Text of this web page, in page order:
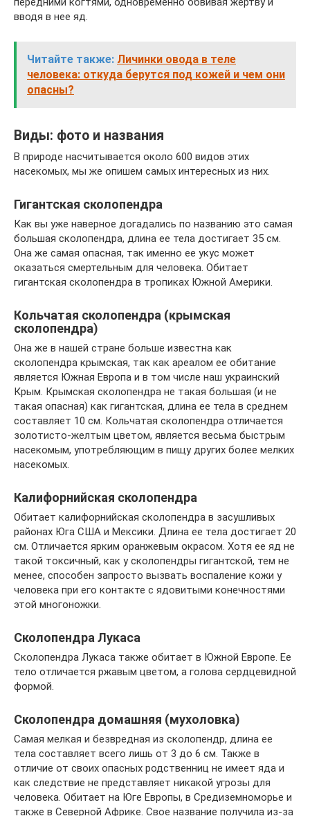
вводя в нее яд.
Читайте также: Личинки овода в теле
человека: откуда берутся под кожей и чем они
опасны?
Виды: фото и названия
В природе насчитывается около 600 видов этих
насекомых, мы же опишем самых интересных из них.
Гигантская сколопендра
Как вы уже наверное догадались по названию это самая
большая сколопендра, длина ее тела достигает 35 см.
Она же самая опасная, так именно ее укус может
оказаться смертельным для человека. Обитает
гигантская сколопендра в тропиках Южной Америки.
Кольчатая сколопендра (крымская
сколопендра)
Она же в нашей стране больше известна как
сколопендра крымская, так как ареалом ее обитание
является Южная Европа и в том числе наш украинский
Крым. Крымская сколопендра не такая большая (и не
такая опасная) как гигантская, длина ее тела в среднем
составляет 10 см. Кольчатая сколопендра отличается
золотисто-желтым цветом, является весьма быстрым
насекомым, употребляющим в пищу других более мелких
насекомых.
Калифорнийская сколопендра
Обитает калифорнийская сколопендра в засушливых
районах Юга США и Мексики. Длина ее тела достигает 20
см. Отличается ярким оранжевым окрасом. Хотя ее яд не
такой токсичный, как у сколопендры гигантской, тем не
менее, способен запросто вызвать воспаление кожи у
человека при его контакте с ядовитыми конечностями
этой многоножки.
Сколопендра Лукаса
Сколопендра Лукаса также обитает в Южной Европе. Ее
тело отличается ржавым цветом, а голова сердцевидной
формой.
Сколопендра домашняя (мухоловка)
Самая мелкая и безвредная из сколопендр, длина ее
тела составляет всего лишь от 3 до 6 см. Также в
отличие от своих опасных родственниц не имеет яда и
как следствие не представляет никакой угрозы для
человека. Обитает на Юге Европы, в Средиземноморье и
также в Северной Африке. Свое название получила из-за